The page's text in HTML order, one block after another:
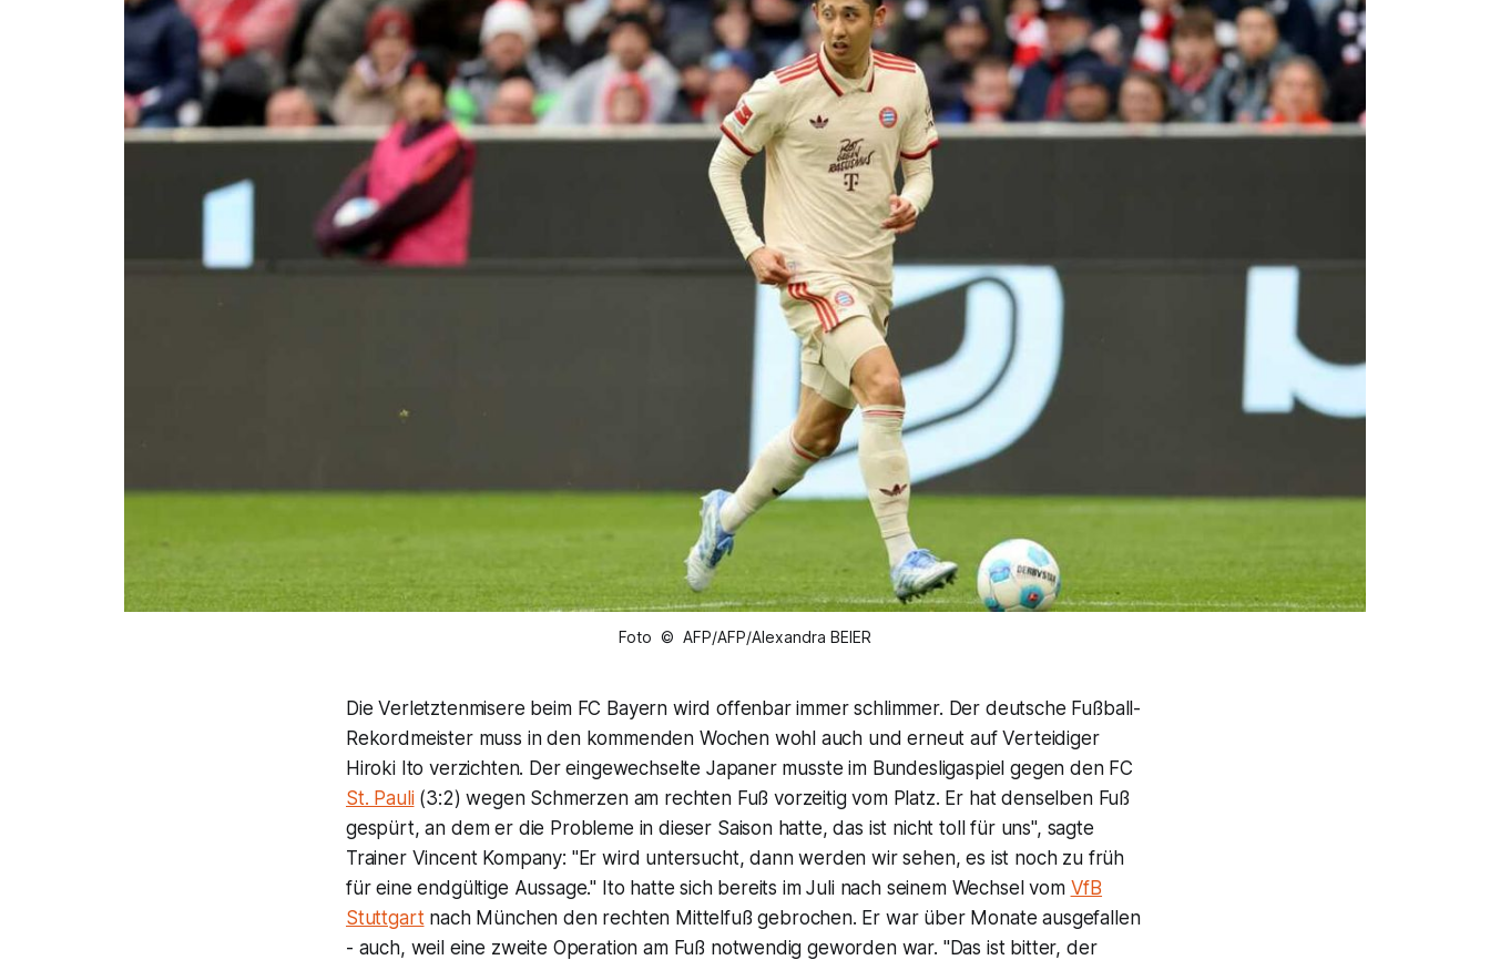
Foto © AFP/AFP/Alexandra BEIER
Die Verletztenmisere beim FC Bayern wird offenbar immer schlimmer. Der deutsche Fußball-
Rekordmeister muss in den kommenden Wochen wohl auch und erneut auf Verteidiger
Hiroki Ito verzichten. Der eingewechselte Japaner musste im Bundesligaspiel gegen den FC
St. Pauli(3:2) wegen Schmerzen am rechten Fuß vorzeitig vom Platz. Er hat denselben Fuß
gespürt, an dem er die Probleme in dieser Saison hatte, das ist nicht toll für uns", sagte
Trainer Vincent Kompany: "Er wird untersucht, dann werden wir sehen, es ist noch zu früh
für eine endgültige Aussage." Ito hatte sich bereits im Juli nach seinem Wechsel vom VfB
Stuttgartnach München den rechten Mittelfuß gebrochen. Er war über Monate ausgefallen
- auch, weil eine zweite Operation am Fuß notwendig geworden war. "Das ist bitter, der